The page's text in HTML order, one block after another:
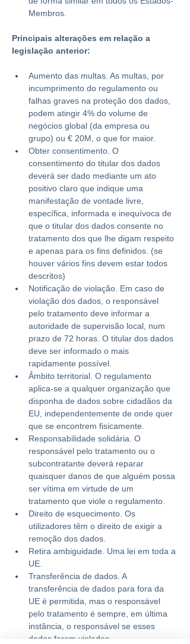
Membros.
Principais alterações em relação a
legislação anterior:
Aumento das multas. As multas, por
incumprimento do regulamento ou
falhas graves na proteção dos dados,
podem atingir 4% do volume de
negócios global (da empresa ou
grupo) ou € 20M, o que for maior.
Obter consentimento. O
consentimento do titular dos dados
deverá ser dado mediante um ato
positivo claro que indique uma
manifestação de vontade livre,
específica, informada e inequívoca de
que o titular dos dados consente no
tratamento dos que lhe digam respeito
e apenas para os fins definidos. (se
houver vários fins devem estar todos
descritos)
Notificação de violação. Em caso de
violação dos dados, o responsável
pelo tratamento deve informar a
autoridade de supervisão local, num
prazo de 72 horas. O titular dos dados
deve ser informado o mais
rapidamente possível.
Âmbito territorial. O regulamento
aplica-se a qualquer organização que
disponha de dados sobre cidadãos da
EU, independentemente de onde quer
que se encontrem fisicamente.
Responsabilidade solidária. O
responsável pelo tratamento ou o
subcontratante deverá reparar
quaisquer danos de que alguém possa
ser vítima em virtude de um
tratamento que viole o regulamento.
Direito de esquecimento. Os
utilizadores têm o direito de exigir a
remoção dos dados.
Retira ambiguidade. Uma lei em toda a
UE.
Transferência de dados. A
transferência de dados para fora da
UE é permitida, mas o responsável
pelo tratamento é sempre, em última
instância, o responsável se esses
dados forem violados.